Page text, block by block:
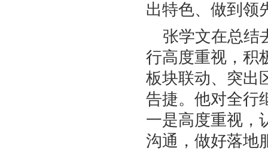
出特色、做到领
张学文在总结
行高度重视，积
板块联动、突出
告捷。他对全行
一是高度重视，
沟通，做好落地